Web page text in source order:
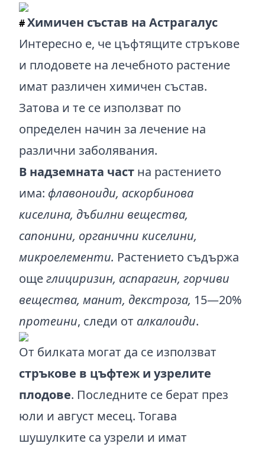
#Химичен състав на Астрагалус
Интересно е, че цъфтящите стръкове
и плодовете на лечебното растение
имат различен химичен състав.
Затова и те се използват по
определен начин за лечение на
различни заболявания.
В надземната част на растението
има: флавоноиди, аскорбинова
киселина, дъбилни вещества,
сапонини, органични киселини,
микроелементи. Растението съдържа
ощеглициризин, аспарагин, горчиви
вещества, манит, декстроза, 15—20%
протеини, следи от алкалоиди.
От билката могат да се използват
стръкове в цъфтеж и узрелите
плодове. Последните се берат през
юли и август месец. Тогава
шушулките са узрели и имат